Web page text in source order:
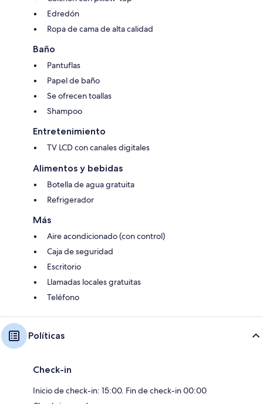
Edredón
Ropa de cama de alta calidad
Baño
Pantuflas
Papel de baño
Se ofrecen toallas
Shampoo
Entretenimiento
TV LCD con canales digitales
Alimentos y bebidas
Botella de agua gratuita
Refrigerador
Más
Aire acondicionado (con control)
Caja de seguridad
Escritorio
Llamadas locales gratuitas
Teléfono
Políticas
Check-in
Inicio de check-in: 15:00. Fin de check-in 00:00